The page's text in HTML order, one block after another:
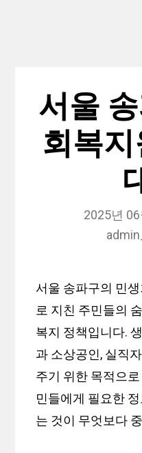
서울
회복
2025년
서울 송파구의 민
로 지친 주민들의
복지 정책입니다.
과 소상공인, 실직
주기 위한 목적으
민들에게 필요한
는 것이 무엇보다